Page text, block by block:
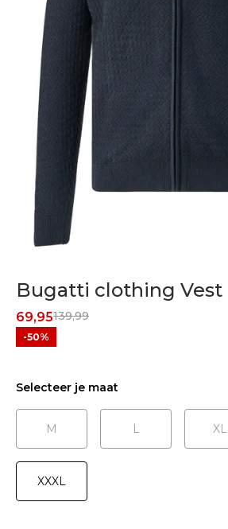
Bugatti clothing Vest
139,99
69,95
-50%
Selecteer je maat
M L XL
XXXL